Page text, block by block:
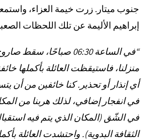
جنوب ميتار. زرت خيمة العزاء،
إبراهيم الأليمة عن تلك اللحظات
“في الساعة 06:30 صباحًا،
منزلنا، فاستيقظت العائلة بأكملها
أي إنذار أو تحذير. كنا خائفين من أن
في انفجار إضافي، لذلك هربنا من
في الشّق (المكان الذي يتم فيه
الثقافة البدوية). واحتشدت العائلة